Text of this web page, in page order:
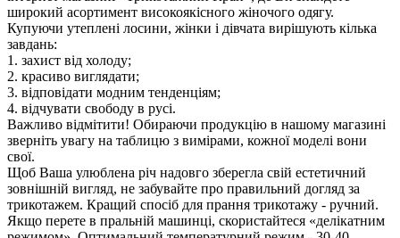
широкий асортимент високоякісного жіночого одягу.
Купуючи утеплені лосини, жінки і дівчата вирішують кілька
завдань:
1. захист від холоду;
2. красиво виглядати;
3. відповідати модним тенденціям;
4. відчувати свободу в русі.
Важливо відмітити! Обираючи продукцію в нашому магазині
зверніть увагу на таблицю з вимірами, кожної моделі вони
свої.
Щоб Ваша улюблена річ надовго зберегла свій естетичний
зовнішній вигляд, не забувайте про правильний догляд за
трикотажем. Кращий спосіб для прання трикотажу - ручний.
Якщо перете в пральній машинці, скористайтеся «делікатним